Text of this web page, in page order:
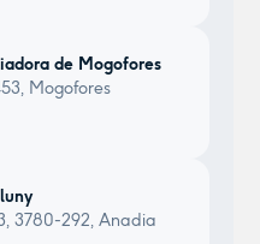
de Mogofores
Mogofores
3780-292, Anadia